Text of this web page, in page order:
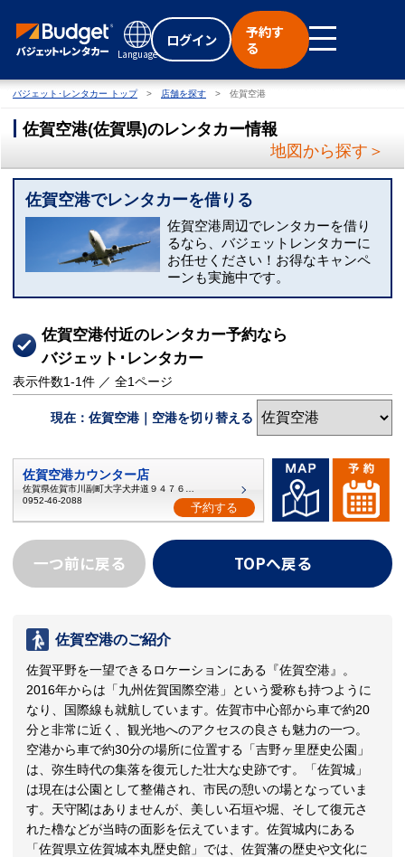
Language
ログイン
予約す
る
バジェット･レンタカー トップ 店舗を探す 佐賀空港
佐賀空港(佐賀県)のレンタカー情報
地図から探す＞
佐賀空港でレンタカーを借りる
佐賀空港周辺でレンタカーを借り
るなら、バジェットレンタカーに
お任せください！お得なキャンペ
ーンも実施中です。
佐賀空港付近のレンタカー予約なら
バジェット･レンタカー
表示件数1-1件 ／ 全1ページ
現在：佐賀空港｜空港を切り替える
佐賀空港カウンター店
0952-46-2088
予約する
一つ前に戻る TOPへ戻る
佐賀空港のご紹介
佐賀平野を一望できるロケーションにある『佐賀空港』。
2016年からは「九州佐賀国際空港」という愛称も持つように
なり、国際線も就航しています。佐賀市中心部から車で約20
分と非常に近く、観光地へのアクセスの良さも魅力の一つ。
空港から車で約30分の場所に位置する「吉野ヶ里歴史公園」
は、弥生時代の集落を復元した壮大な史跡です。「佐賀城」
は現在は公園として整備され、市民の憩いの場となっていま
す。天守閣はありませんが、美しい石垣や堀、そして復元さ
れた櫓などが当時の面影を伝えています。佐賀城内にある
「佐賀県立佐賀城本丸歴史館」では、佐賀藩の歴史や文化に